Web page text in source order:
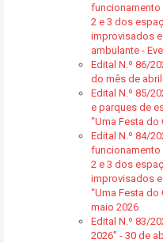
2 e 3 dos
improvisados
ambulante -
Edital N.º 86/
do mês de
Edital N.º 85/
e parques de
“Uma Festa do
Edital N.º 84/
2 e 3 dos
improvisados
“Uma Festa do
maio 2026
Edital N.º 83/
2026” - 30 de